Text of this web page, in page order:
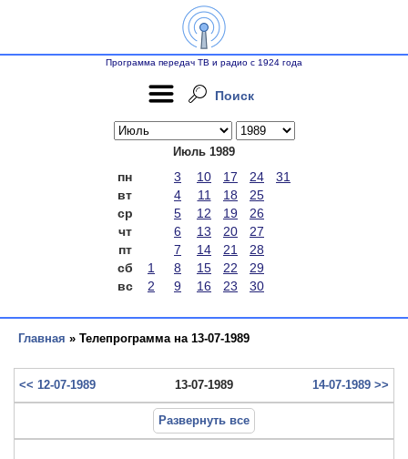
Программа передач ТВ и радио с 1924 года
Поиск
Июль 1989
пн 3 10 17 24
31
вт
4 11 18
25
ср
5 12 19
26
чт
6 13 20
27
пт
7 14 21
28
сб
1 8 15 22
29
вс
2 9 16 23 30
Главная » Телепрограмма на 13-07-1989
<< 12-07-1989 13-07-1989 14-07-1989 >>
Развернуть все